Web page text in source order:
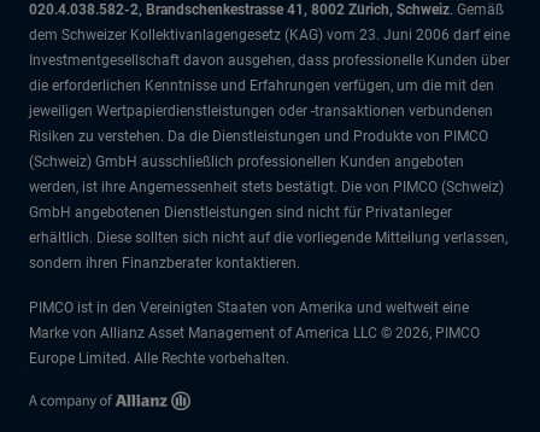
020.4.038.582-2, Brandschenkestrasse 41, 8002 Zürich, Schweiz. Gemäß
dem Schweizer Kollektivanlagengesetz (KAG) vom 23. Juni 2006 darf eine
Investmentgesellschaft davon ausgehen, dass professionelle Kunden über
die erforderlichen Kenntnisse und Erfahrungen verfügen, um die mit den
jeweiligen Wertpapierdienstleistungen oder -transaktionen verbundenen
Risiken zu verstehen. Da die Dienstleistungen und Produkte von PIMCO
(Schweiz) GmbH ausschließlich professionellen Kunden angeboten
werden, ist ihre Angemessenheit stets bestätigt. Die von PIMCO (Schweiz)
GmbH angebotenen Dienstleistungen sind nicht für Privatanleger
erhältlich. Diese sollten sich nicht auf die vorliegende Mitteilung verlassen,
sondern ihren Finanzberater kontaktieren.
PIMCO ist in den Vereinigten Staaten von Amerika und weltweit eine
Marke von Allianz Asset Management of America LLC © 2026, PIMCO
Europe Limited. Alle Rechte vorbehalten.